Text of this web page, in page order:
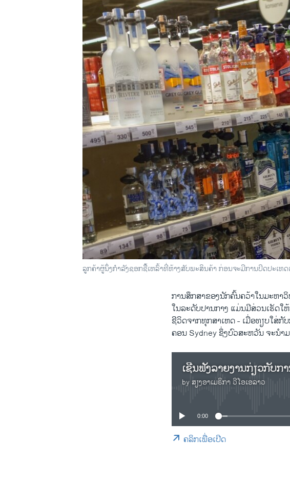
ວິທະຍາສາດ-ເທັກໂນໂລຈີ
ລູກ​ຄ້າ​ຜູ້​ນຶ່ງ​ກຳ​ລັງ​ຊອກ​ຊື້​ເຫລົ້າທີ່​ຫ້າງ​ສັບ​ພະ​ສິນ​ຄ້າ ກ່ອນ​ຈະ​ມີ​ການ​ປິດ​ປະ​ເທ
ການສຶກສາຂອງນັກຄົ້ນຄວ້າໃນມະຫາ
ໃນລະດັບປານກາງ ແມ່ນມີ​ສ່ວນເຮັ​ດ​ໃ
ຊີວິດຈາກທຸກສາເຫດ - ເມື່ອທຽບໃສ່ກັ
ຄອນ Sydney ຊຶ່ງ​ບົວ​ສະ​ຫວັນ ຈະ​ນຳ​
by ສຽງອາເມຣິກາ ວີໂອເອລາວ
0:00
ຄລິກເພື່ອເປີດ